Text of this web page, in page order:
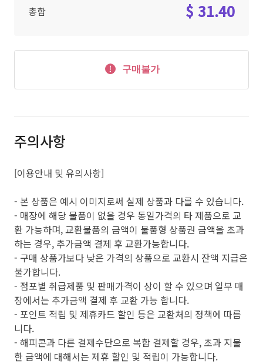
총합 $ 31.40
구매불가
주의사항
[이용안내 및 유의사항]
- 본 상품은 예시 이미지로써 실제 상품과 다를 수 있습니다.
- 매장에 해당 물품이 없을 경우 동일가격의 타 제품으로 교
환 가능하며, 교환물품의 금액이 물품형 상품권 금액을 초과
하는 경우, 추가금액 결제 후 교환가능합니다.
- 구매 상품가보다 낮은 가격의 상품으로 교환시 잔액 지급은
불가합니다.
- 점포별 취급제품 및 판매가격이 상이 할 수 있으며 일부 매
장에서는 추가금액 결제 후 교환 가능 합니다.
- 포인트 적립 및 제휴카드 할인 등은 교환처의 정책에 따릅
니다.
- 해피콘과 다른 결제수단으로 복합 결제할 경우, 초과 지불
한 금액에 대해서는 제휴 할인 및 적립이 가능합니다.